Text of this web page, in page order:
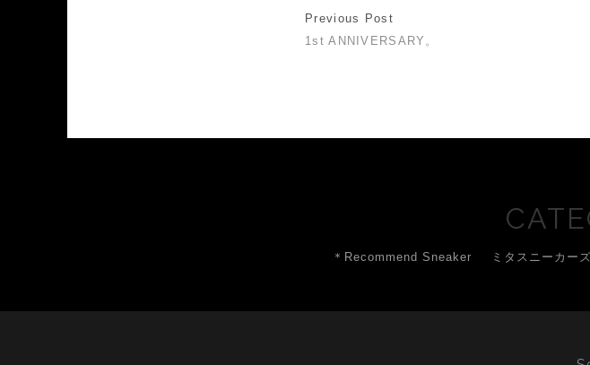
Previous Post
1st ANNIVERSARY。
＊Recommend Sneaker ミタスニーカー